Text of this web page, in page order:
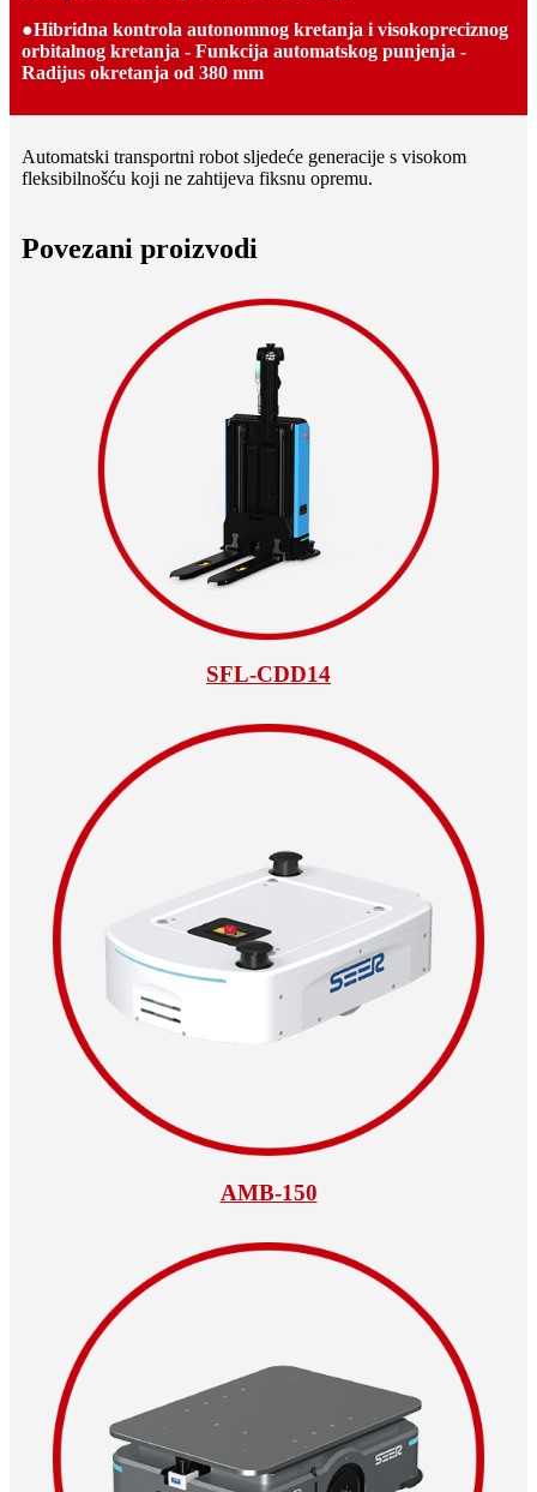
●Hibridna kontrola autonomnog kretanja i visokopreciznog
orbitalnog kretanja - Funkcija automatskog punjenja -
Radijus okretanja od 380 mm
Automatski transportni robot sljedeće generacije s visokom
fleksibilnošću koji ne zahtijeva fiksnu opremu.
Povezani proizvodi
SFL-CDD14
AMB-150